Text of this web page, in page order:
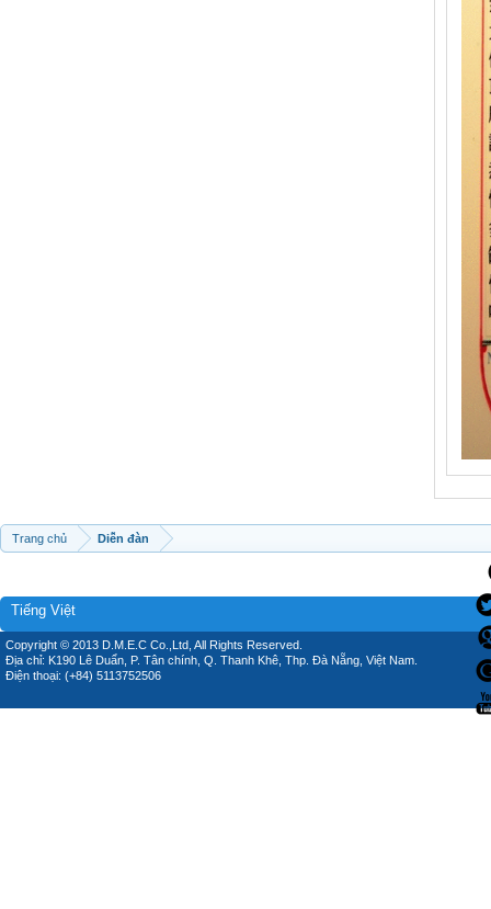
Trang chủ Diễn đàn
Tiếng Việt
Copyright © 2013 D.M.E.C Co.,Ltd, All Rights Reserved.
Địa chỉ: K190 Lê Duẩn, P. Tân chính, Q. Thanh Khê, Thp. Đà Nẵng, Việt Nam.
Điện thoại: (+84) 5113752506